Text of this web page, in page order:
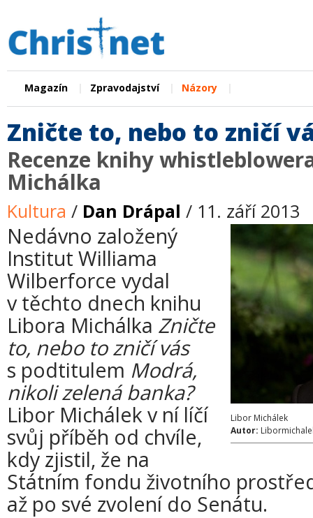
Magazín Zpravodajství Názory
Zničte to, nebo to zničí
Recenze knihy
Michálka
Kultura / Dan Drápal / 11. září 2013
Libor Michálek
Autor:
Nedávno založený
Institut Williama
Wilberforce vydal
v těchto dnech knihu
Libora Michálka Zničte
to, nebo to zničí vás
s podtitulem Modrá,
nikoli zelená banka?
Libor Michálek v ní líčí
svůj příběh od chvíle,
kdy zjistil, že na
Státním fondu životního
až po své zvolení do Senátu.